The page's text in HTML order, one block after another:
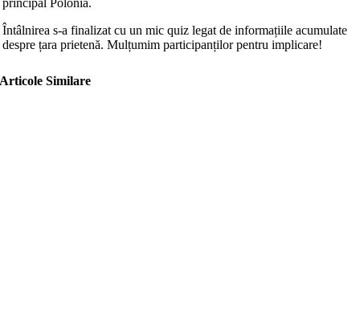
principal Polonia.
Întâlnirea s-a finalizat cu un mic quiz legat de informațiile acumulate
despre țara prietenă. Mulțumim participanților pentru implicare!
Articole Similare